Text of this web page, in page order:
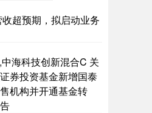
超预期，拟启动业务
海科技创新混合C 关
券投资基金新增国泰
机构并开通基金转